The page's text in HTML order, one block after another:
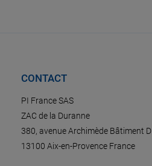
CONTACT
PI France SAS
ZAC de la Duranne
380, avenue Archimède Bâtiment D
13100 Aix-en-Provence France